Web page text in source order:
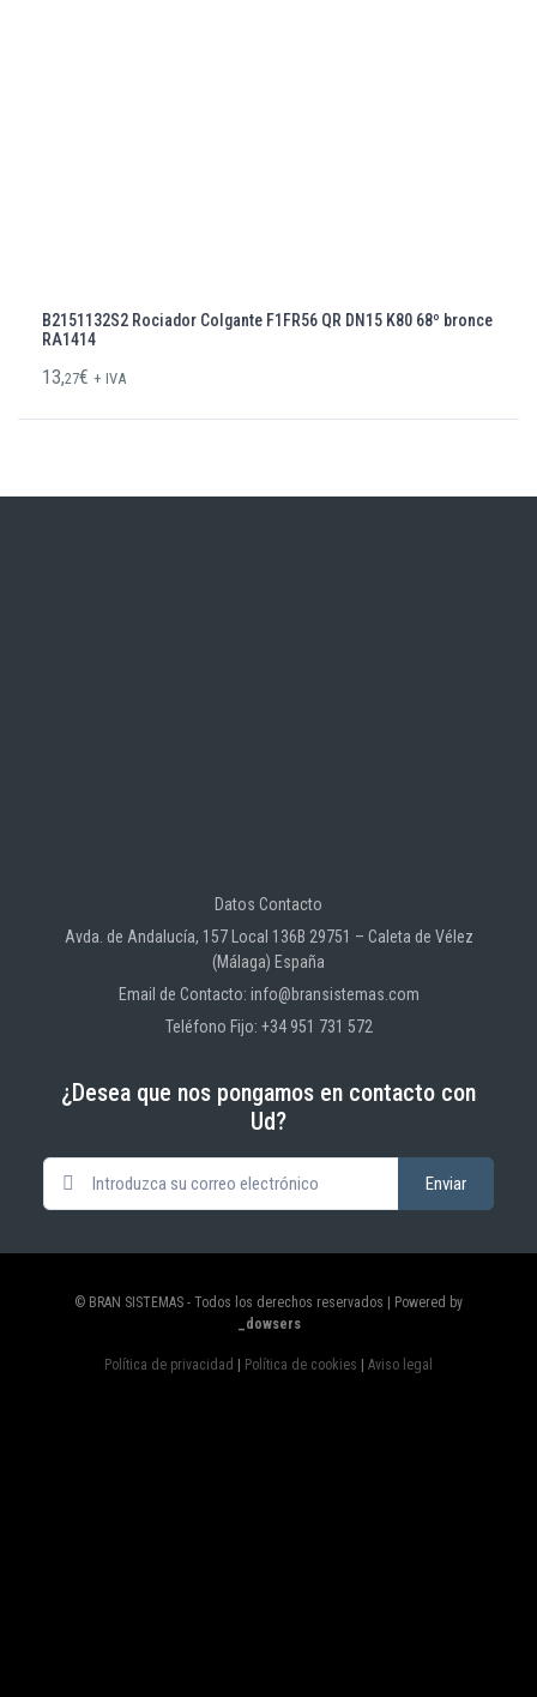
B2151132S2 Rociador Colgante F1FR56 QR DN15 K80 68º bronce
RA1414
13,27€ + IVA
Datos Contacto
Avda. de Andalucía, 157 Local 136B 29751 – Caleta de Vélez
(Málaga) España
Email de Contacto: info@bransistemas.com
Teléfono Fijo: +34 951 731 572
¿Desea que nos pongamos en contacto con
Ud?
© BRAN SISTEMAS - Todos los derechos reservados | Powered by
_dowsers
Política de privacidad Política de cookies Aviso legal